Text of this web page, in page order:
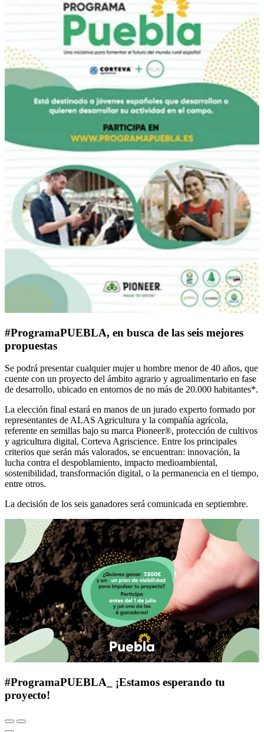
#ProgramaPUEBLA, en busca de las seis mejores
propuestas
Se podrá presentar cualquier mujer u hombre menor de 40 años, que
cuente con un proyecto del ámbito agrario y agroalimentario en fase
de desarrollo, ubicado en entornos de no más de 20.000 habitantes*.
La elección final estará en manos de un jurado experto formado por
representantes de ALAS Agricultura y la compañía agrícola,
referente en semillas bajo su marca Pioneer®, protección de cultivos
y agricultura digital, Corteva Agriscience. Entre los principales
criterios que serán más valorados, se encuentran: innovación, la
lucha contra el despoblamiento, impacto medioambiental,
sostenibilidad, transformación digital, o la permanencia en el tiempo,
entre otros.
La decisión de los seis ganadores será comunicada en septiembre.
#ProgramaPUEBLA_ ¡Estamos esperando tu
proyecto!